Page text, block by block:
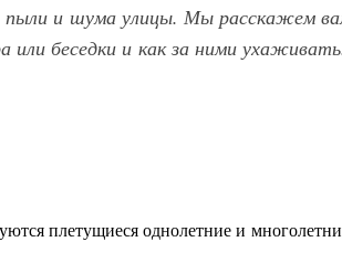
и шума улицы. Мы расскажем
или беседки и как за ними
плетущиеся однолетние и